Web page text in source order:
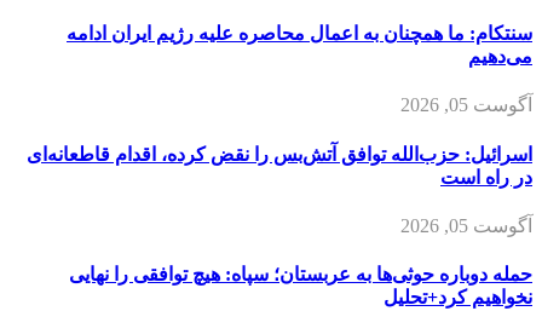
سنتکام: ما همچنان به اعمال محاصره علیه رژیم ایران ادامه
می‌دهیم
آگوست 05, 2026
اسرائیل: حزب‌الله توافق آتش‌بس را نقض کرده، اقدام قاطعانه‌ای
در راه است
آگوست 05, 2026
حمله دوباره حوثی‌ها به عربستان؛ سپاه: هیچ توافقی را نهایی
نخواهیم کرد+تحلیل